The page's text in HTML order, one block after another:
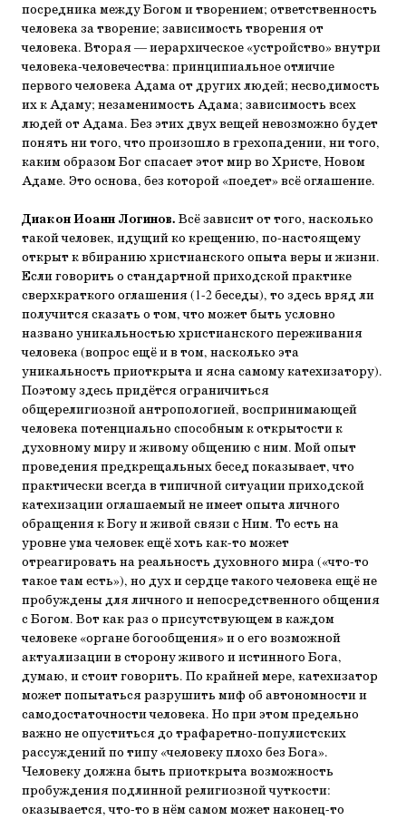
посредника между Богом и творением; ответственность
человека за творение; зависимость творения от
человека. Вторая — иерархическое «устройство» внутри
человека-человечества: принципиальное отличие
первого человека Адама от других людей; несводимость
их к Адаму; незаменимость Адама; зависимость всех
людей от Адама. Без этих двух вещей невозможно будет
понять ни того, что произошло в грехопадении, ни того,
каким образом Бог спасает этот мир во Христе, Новом
Адаме. Это основа, без которой «поедет» всё оглашение.
Диакон Иоанн Логинов. Всё зависит от того, насколько
такой человек, идущий ко крещению, по-настоящему
открыт к вбиранию христианского опыта веры и жизни.
Если говорить о стандартной приходской практике
сверхкраткого оглашения (1-2 беседы), то здесь вряд ли
получится сказать о том, что может быть условно
названо уникальностью христианского переживания
человека (вопрос ещё и в том, насколько эта
уникальность приоткрыта и ясна самому катехизатору).
Поэтому здесь придётся ограничиться
общерелигиозной антропологией, воспринимающей
человека потенциально способным к открытости к
духовному миру и живому общению с ним. Мой опыт
проведения предкрещальных бесед показывает, что
практически всегда в типичной ситуации приходской
катехизации оглашаемый не имеет опыта личного
обращения к Богу и живой связи с Ним. То есть на
уровне ума человек ещё хоть как-то может
отреагировать на реальность духовного мира («что-то
такое там есть»), но дух и сердце такого человека ещё не
пробуждены для личного и непосредственного общения
с Богом. Вот как раз о присутствующем в каждом
человеке «органе богообщения» и о его возможной
актуализации в сторону живого и истинного Бога,
думаю, и стоит говорить. По крайней мере, катехизатор
может попытаться разрушить миф об автономности и
самодостаточности человека. Но при этом предельно
важно не опуститься до трафаретно-популистских
рассуждений по типу «человеку плохо без Бога».
Человеку должна быть приоткрыта возможность
пробуждения подлинной религиозной чуткости:
оказывается, что-то в нём самом может наконец-то